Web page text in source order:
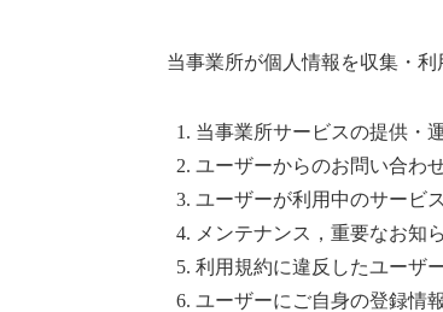
当事業所が個人情報を収集・利
当事業所サービスの提供・
ユーザーからのお問い合わ
ユーザーが利用中のサービ
メンテナンス，重要なお知
利用規約に違反したユーザ
ユーザーにご自身の登録情